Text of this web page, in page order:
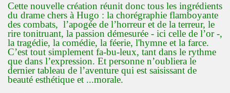
Cette nouvelle création réunit donc tous les ingrédients
du drame chers à Hugo : la chorégraphie flamboyante
des combats, l’apogée de l’horreur et de la terreur, le
rire tonitruant, la passion démesurée - ici celle de l’or -,
la tragédie, la comédie, la féerie, l'hymne et la farce.
C’est tout simplement fa-bu-leux, tant dans le rythme
que dans l’expression. Et personne n’oubliera le
dernier tableau de l’aventure qui est saisissant de
beauté esthétique et ...morale.